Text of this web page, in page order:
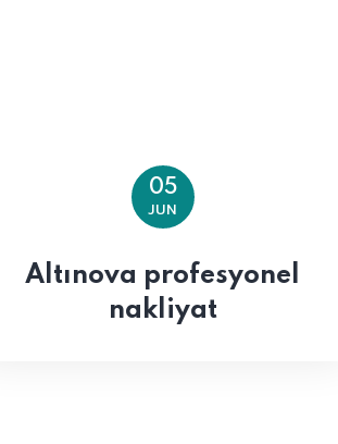
05
JUN
Altınova profesyonel
nakliyat